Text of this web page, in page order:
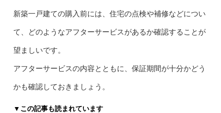
新築一戸建ての購入前には、住宅の点検や補修などについ
て、どのようなアフターサービスがあるか確認することが
望ましいです。
アフターサービスの内容とともに、保証期間が十分かどう
かも確認しておきましょう。
▼この記事も読まれています